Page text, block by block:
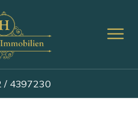
/ 4397230